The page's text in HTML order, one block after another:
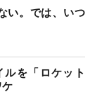
い。では、いつ
を「ロケット